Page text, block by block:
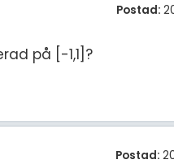
Postad:
på [-1,1]?
Postad: